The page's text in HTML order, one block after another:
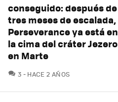
conseguido: después de
tres meses de escalada,
Perseverance ya está en
la cima del cráter Jezero
en Marte
3 COMENTARIOS
HACE 2 AÑOS